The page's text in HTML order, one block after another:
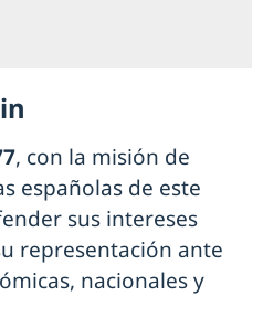
, con la misión de
españolas de este
sus intereses
representación ante
nacionales y